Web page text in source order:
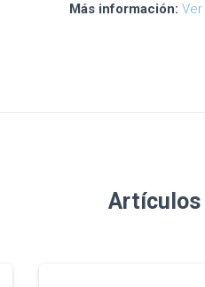
Más información: Ver
Artículos